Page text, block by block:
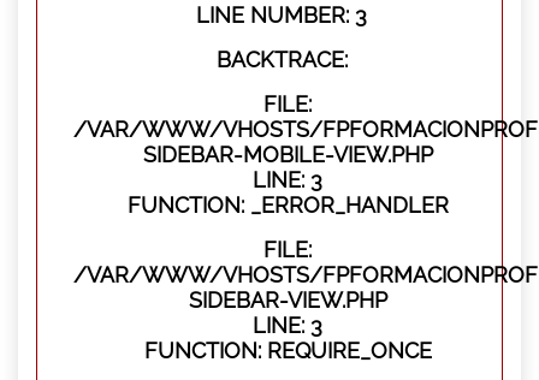
LINE NUMBER: 3
BACKTRACE:
FILE:
/VAR/WWW/VHOSTS/
SIDEBAR-MOBILE-VIEW.PHP
LINE: 3
FUNCTION: _ERROR_HANDLER
FILE:
/VAR/WWW/VHOSTS/
SIDEBAR-VIEW.PHP
LINE: 3
FUNCTION: REQUIRE_ONCE